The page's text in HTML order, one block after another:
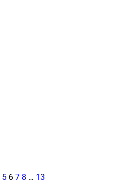
5 6 7 8 … 13